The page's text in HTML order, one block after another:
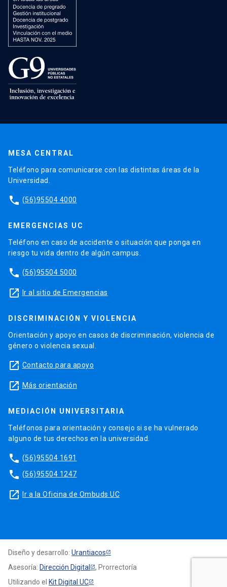
MESA CENTRAL
Teléfono para comunicarse con las distintas áreas de la
Universidad.
phone (56)95504 4000
EMERGENCIAS UC
Teléfono en caso de accidente o situación que ponga en
riesgo tu vida dentro de algún campus.
phone (56)95504 5000
launch Ir al sitio de Emergencias
DISCRIMINACIÓN Y VIOLENCIA
Orientación y apoyo en casos de discriminación, violencia de
género o violencia sexual.
launch Contacto para apoyo
launch Más orientación
MEDIACIÓN UNIVERSITARIA
Teléfonos para orientación y consejo si se ha vulnerado
alguno de tus derechos en la universidad.
phone (56)95504 1691
phone (56)95504 1247
launch Ir a la Oficina de Ombuds UC
Diseño y desarrollo: Urantiacos
Asesoría: Dirección Digital
, Prorrectoría
Utilizando el Kit Digital UC